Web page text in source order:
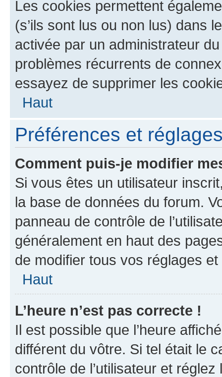
Les cookies permettent
(s’ils sont lus ou non lus) dans
activée par un administrateur
problèmes récurrents de
essayez de supprimer les
Haut
Préférences et
Comment puis-je modifier
Si vous êtes un utilisateur
la base de données du forum.
panneau de contrôle de
généralement en haut des
de modifier tous vos réglages
Haut
L’heure n’est pas correcte !
Il est possible que l’heure
différent du vôtre. Si tel était le
contrôle de l’utilisateur et